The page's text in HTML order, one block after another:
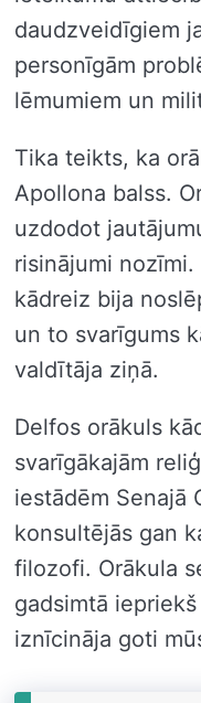
daudzveidīgiem
personīgām
lēmumiem un
Tika teikts, ka
Apollona balss.
uzdodot
risinājumi
kādreiz bija
un to svarīgums
valdītāja ziņā.
Delfos orākuls
svarīgākajām
iestādēm Senajā
konsultējās gan
filozofi. Orākula
gadsimtā
iznīcināja goti